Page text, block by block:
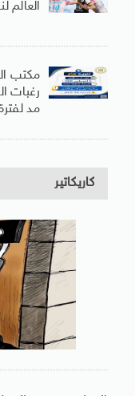
العالم
مكتب
رغبات
مد
كاريكاتير